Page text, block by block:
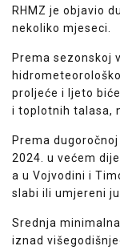
RHMZ je objavio
nekoliko mjeseci.
Prema sezonskoj
proljeće i ljeto
i toplotnih talasa,
Prema
2024. u većem
a u Vojvodini i
slabi ili umjereni
Srednja
iznad